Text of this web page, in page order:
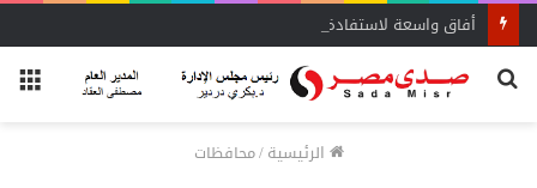
بحث
الرئيسية/محافظات